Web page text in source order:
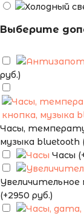
Выберите
руб.)
Часы,
музыка bluetooth
Часы
Увеличительное
(+2950 руб.)